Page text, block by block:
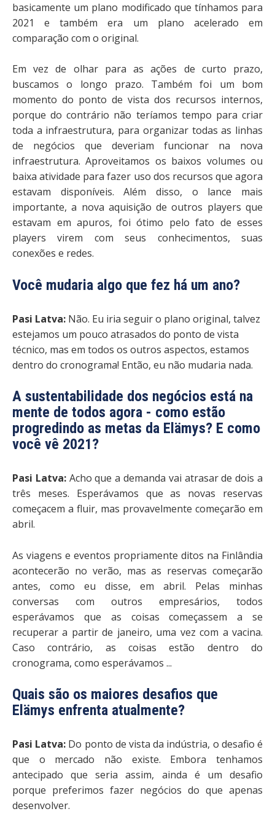
basicamente um plano modificado que tínhamos para
2021 e também era um plano acelerado em
comparação com o original.
Em vez de olhar para as ações de curto prazo,
buscamos o longo prazo. Também foi um bom
momento do ponto de vista dos recursos internos,
porque do contrário não teríamos tempo para criar
toda a infraestrutura, para organizar todas as linhas
de negócios que deveriam funcionar na nova
infraestrutura. Aproveitamos os baixos volumes ou
baixa atividade para fazer uso dos recursos que agora
estavam disponíveis. Além disso, o lance mais
importante, a nova aquisição de outros players que
estavam em apuros, foi ótimo pelo fato de esses
players virem com seus conhecimentos, suas
conexões e redes.
Você mudaria algo que fez há um ano?
Pasi Latva: Não. Eu iria seguir o plano original, talvez
estejamos um pouco atrasados ​​do ponto de vista
técnico, mas em todos os outros aspectos, estamos
dentro do cronograma! Então, eu não mudaria nada.
A sustentabilidade dos negócios está na
mente de todos agora - como estão
progredindo as metas da Elämys? E como
você vê 2021?
Pasi Latva: Acho que a demanda vai atrasar de dois a
três meses. Esperávamos que as novas reservas
começacem a fluir, mas provavelmente começarão em
abril.
As viagens e eventos propriamente ditos na Finlândia
acontecerão no verão, mas as reservas começarão
antes, como eu disse, em abril. Pelas minhas
conversas com outros empresários, todos
esperávamos que as coisas começassem a se
recuperar a partir de janeiro, uma vez com a vacina.
Caso contrário, as coisas estão dentro do
cronograma, como esperávamos ...
Quais são os maiores desafios que
Elämys enfrenta atualmente?
Pasi Latva: Do ponto de vista da indústria, o desafio é
que o mercado não existe. Embora tenhamos
antecipado que seria assim, ainda é um desafio
porque preferimos fazer negócios do que apenas
desenvolver.